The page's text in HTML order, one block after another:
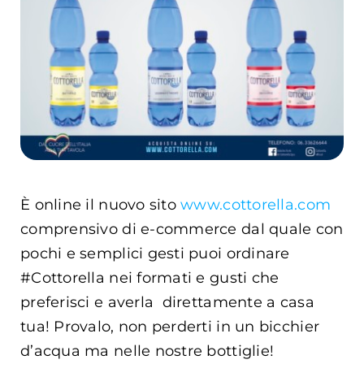
È online il nuovo sitowww.cottorella.com
comprensivo di e-commerce dal quale con
pochi e semplici gesti puoi ordinare
#Cottorella nei formati e gusti che
preferisci e averla direttamente a casa
tua! Provalo, non perderti in un bicchier
d’acqua ma nelle nostre bottiglie!